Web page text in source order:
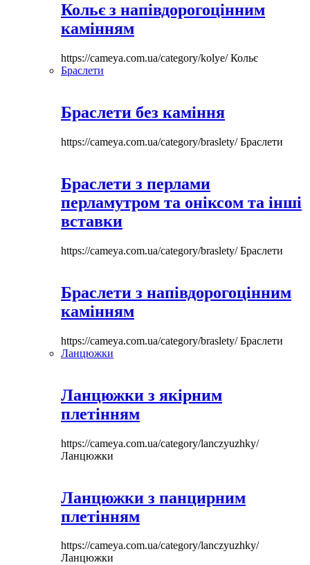
Кольє з напівдорогоцінним
камінням
https://cameya.com.ua/category/kolye/Кольє
Браслети
Браслети без каміння
https://cameya.com.ua/category/braslety/Браслети
Браслети з перлами
перламутром та оніксом та інші
вставки
https://cameya.com.ua/category/braslety/Браслети
Браслети з напівдорогоцінним
камінням
https://cameya.com.ua/category/braslety/Браслети
Ланцюжки
Ланцюжки з якірним
плетінням
https://cameya.com.ua/category/lanczyuzhky/
Ланцюжки
Ланцюжки з панцирним
плетінням
https://cameya.com.ua/category/lanczyuzhky/
Ланцюжки